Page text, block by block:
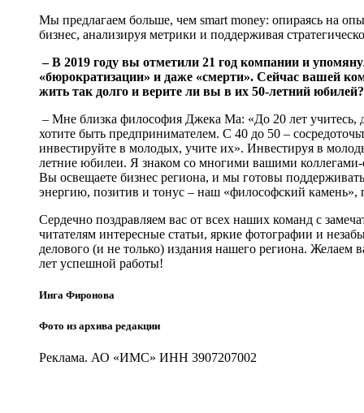
Мы предлагаем больше, чем smart money: опираясь на
бизнес, анализируя метрики и поддерживая
– В 2019 году вы отметили 21 год компании и
«бюрократизации» и даже «смерти». Сейчас вашей
жить так долго и верите ли вы в их 50-летний юбилей?
– Мне близка философия Джека Ма: «До 20 лет учитесь,
хотите быть предпринимателем. С 40 до 50 –
инвестируйте в молодых, учите их». Инвестируя в
летние юбилеи. Я знаком со многими вашими коллегами-
Вы освещаете бизнес региона, и мы готовы
энергию, позитив и тонус – наш «философский камень»,
Сердечно поздравляем вас от всех наших команд с
читателям интересные статьи, яркие фотографии и
делового (и не только) издания нашего региона.
лет успешной работы!
Инга Фиронова
Фото из архива редакции
Реклама. АО «ИМС» ИНН 3907207002